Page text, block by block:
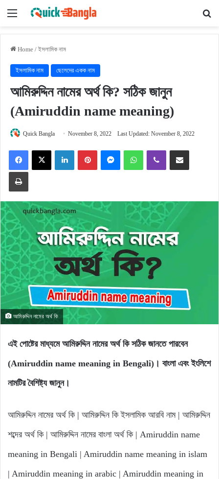
Menu
Home / ইসলামিক নাম
ইসলামিক নাম ছেলেদের একক নাম
আমিরুদ্দিন নামের অর্থ কি? সঠিক জানুন
(Amiruddin name meaning)
Quick Bangla November 8, 2022 Last Updated: November 8, 2022
FacebookX LinkedInPinterestMessengerWhatsAppViber Share via Email
Print
আমিরুদ্দিন নামের অর্থ কি
এই পোষ্টের মাধ্যমে আমিরুদ্দিন নামের অর্থ কি সঠিক জানতে পারবেন
(Amiruddin name meaning in Bengali)। বাংলা এবং ইংলিশে
নামটির বৈশিষ্ট্য জানুন।
আমিরুদ্দিন নামের অর্থ কি | আমিরুদ্দিন কি ইসলামিক আরবি নাম | আমিরুদ্দিন
শব্দের অর্থ কি | আমিরুদ্দিন নামের বাংলা অর্থ কি | Amiruddin name
meaning in Bengali | Amiruddin name meaning in islam
| Amiruddin meaning in arabic | Amiruddin meaning in